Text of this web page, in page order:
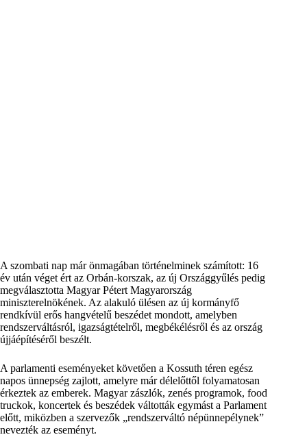
A szombati nap már önmagában történelminek számított: 16
év után véget ért az Orbán-korszak, az új Országgyűlés pedig
megválasztotta Magyar Pétert Magyarország
miniszterelnökének. Az alakuló ülésen az új kormányfő
rendkívül erős hangvételű beszédet mondott, amelyben
rendszerváltásról, igazságtételről, megbékélésről és az ország
újjáépítéséről beszélt.
A parlamenti eseményeket követően a Kossuth téren egész
napos ünnepség zajlott, amelyre már délelőttől folyamatosan
érkeztek az emberek. Magyar zászlók, zenés programok, food
truckok, koncertek és beszédek váltották egymást a Parlament
előtt, miközben a szervezők „rendszerváltó népünnepélynek”
nevezték az eseményt.